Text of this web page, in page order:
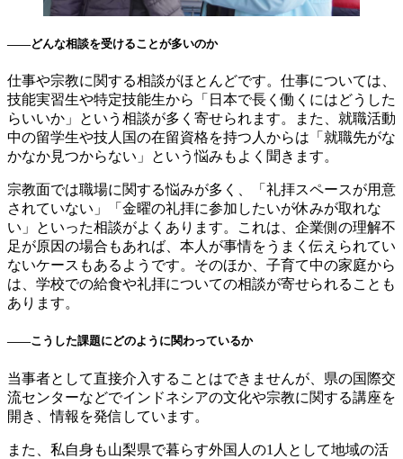
――どんな相談を受けることが多いのか
仕事や宗教に関する相談がほとんどです。仕事については、
技能実習生や特定技能生から「日本で長く働くにはどうした
らいいか」という相談が多く寄せられます。また、就職活動
中の留学生や技人国の在留資格を持つ人からは「就職先がな
かなか見つからない」という悩みもよく聞きます。
宗教面では職場に関する悩みが多く、「礼拝スペースが用意
されていない」「金曜の礼拝に参加したいが休みが取れな
い」といった相談がよくあります。これは、企業側の理解不
足が原因の場合もあれば、本人が事情をうまく伝えられてい
ないケースもあるようです。そのほか、子育て中の家庭から
は、学校での給食や礼拝についての相談が寄せられることも
あります。
――こうした課題にどのように関わっているか
当事者として直接介入することはできませんが、県の国際交
流センターなどでインドネシアの文化や宗教に関する講座を
開き、情報を発信しています。
また、私自身も山梨県で暮らす外国人の1人として地域の活